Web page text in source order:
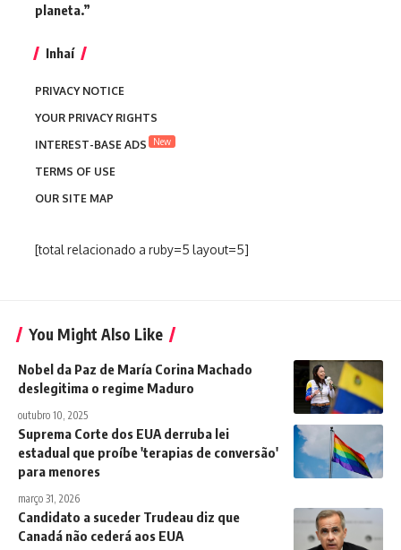
planeta.”
Inhaí
PRIVACY NOTICE
YOUR PRIVACY RIGHTS
INTEREST-BASE ADS
New
TERMS OF USE
OUR SITE MAP
[total relacionado a ruby=5 layout=5]
You Might Also Like
Nobel da Paz de María Corina Machado
deslegitima o regime Maduro
outubro 10, 2025
Suprema Corte dos EUA derruba lei
estadual que proíbe 'terapias de conversão'
para menores
março 31, 2026
Candidato a suceder Trudeau diz que
Canadá não cederá aos EUA